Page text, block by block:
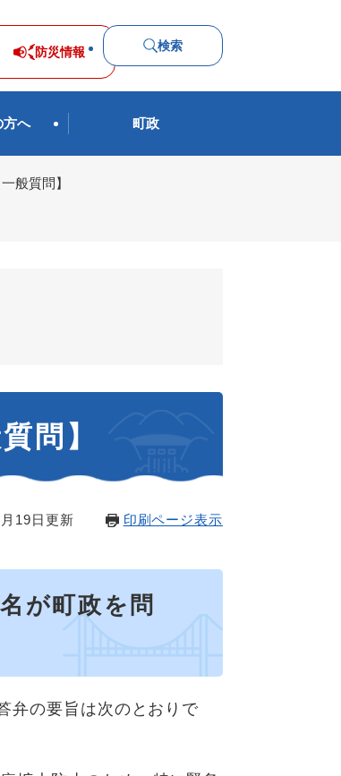
防災情報 検索
方へ 町政
般質問】
問】
19日更新 印刷ページ表示
が町政を問
弁の要旨は次のとおりで